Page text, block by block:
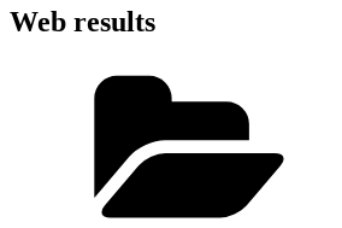
Web results